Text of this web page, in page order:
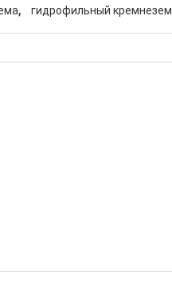
, гидрофильный кремнезем